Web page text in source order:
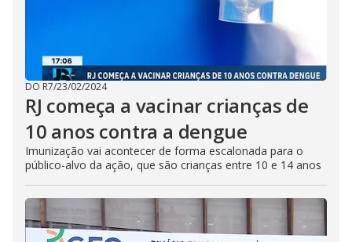
DO R7/23/02/2024
RJ começa a vacinar crianças de
10 anos contra a dengue
Imunização vai acontecer de forma escalonada para o
público-alvo da ação, que são crianças entre 10 e 14 anos